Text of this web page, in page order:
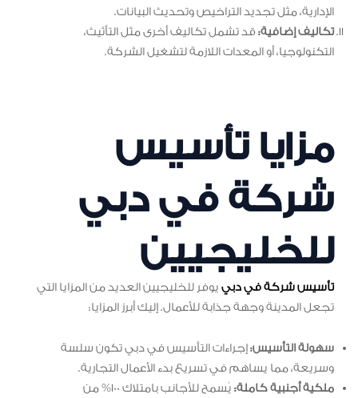
الإدارية، مثل تجديد التراخيص وتحديث البيانات.
تكاليف إضافية:قد تشمل تكاليف أخرى مثل التأثيث،
التكنولوجيا، أو المعدات اللازمة لتشغيل الشركة.
مزايا تأسيس
شركة في دبي
للخليجيين
تأسيس شركة في دبي يوفر للخليجيين العديد من المزايا التي
تجعل المدينة وجهة جذابة للأعمال. إليك أبرز المزايا:
سهولة التأسيس:إجراءات التأسيس في دبي تكون سلسة
وسريعة، مما يساهم في تسريع بدء الأعمال التجارية.
ملكية أجنبية كاملة:
يُسمح للأجانب بامتلاك 100% من